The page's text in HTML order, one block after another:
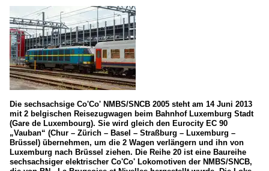
Série 4000 (TRAXX P140 AC1)
Strecken
Linie 10 Nordstrecke
Linie 30 Luxemburg-Wasserbillig-Trier
Schweiz
Wagen (Normalspur)
Personenwagen
Die sechsachsige Co'Co' NMBS/SNCB 2005 steht am 14 Juni 2013
mit 2 belgischen Reisezugwagen beim Bahnhof Luxemburg Stadt
(Gare de Luxembourg). Sie wird gleich den Eurocity EC 90
„Vauban“ (Chur – Zürich – Basel – Straßburg – Luxemburg –
Brüssel) übernehmen, um die 2 Wagen verlängern und ihn von
Luxemburg nach Brüssel ziehen. Die Reihe 20 ist eine Baureihe
sechsachsiger elektrischer Co'Co' Lokomotiven der NMBS/SNCB,